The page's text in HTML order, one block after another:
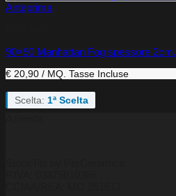
Anteprima
90×90 Manhattan Fog spessore 2cm.
€ 20,90 / MQ. Tasse Incluse
Scelta: 1ª Scelta